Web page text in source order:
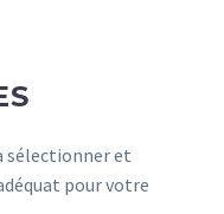
sélectionner et
pour votre